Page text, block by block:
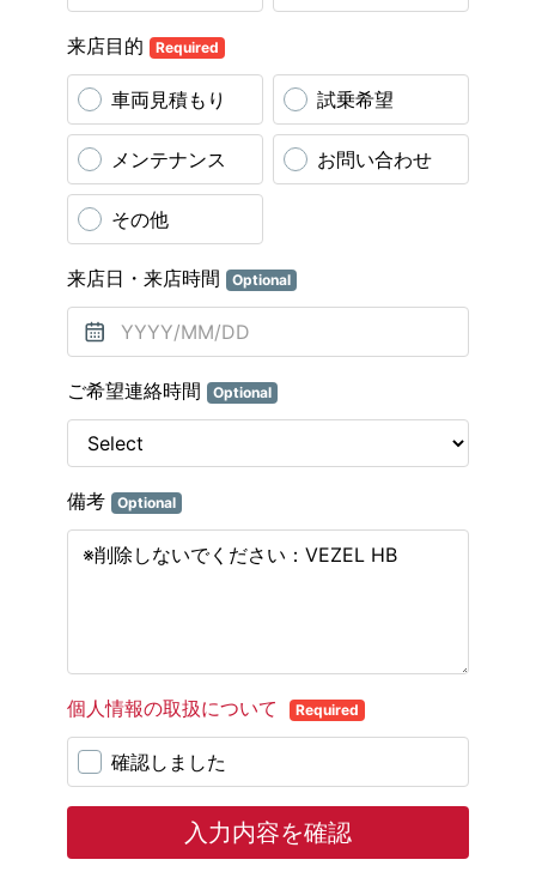
来店目的 Required
車両見積もり 試乗希望
メンテナンス お問い合わせ
その他
来店日・来店時間 Optional
ご希望連絡時間 Optional
備考 Optional
個人情報の取扱について Required
確認しました
入力内容を確認